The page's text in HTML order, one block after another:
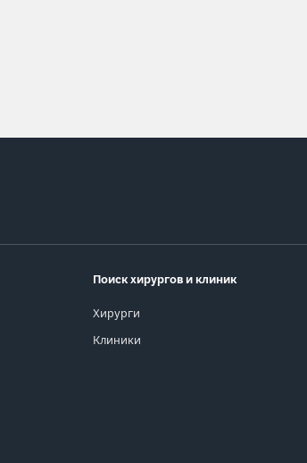
Поиск хирургов и клиник
Хирурги
Клиники